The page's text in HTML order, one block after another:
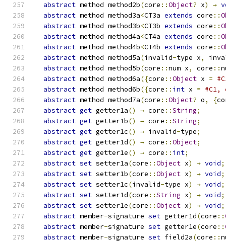
abstract method method2b(core ::Object? x) →
abstract method method3a<CT3a extends core ::
abstract method method3b<CT3b extends core ::
abstract method method4a<CT4a extends core ::
abstract method method4b<CT4b extends core ::
abstract method method5a(invalid-type x,
abstract method method5b(core ::num x, core ::
abstract method method6a({core ::Object x =
abstract method method6b({core :: int x = #C1,
abstract method method7a(core ::Object? o, {
abstract get getter1a() → core ::String;
abstract get getter1b() → core ::String;
abstract get getter1c() → invalid-type;
abstract get getter1d() → core ::Object;
abstract get getter1e() → core :: int;
abstract set setter1a(core ::Object x) → void;
abstract set setter1b(core ::Object x) → void;
abstract set setter1c(invalid-type x) → void;
abstract set setter1d(core ::String x) → void;
abstract set setter1e(core ::Object x) → void;
abstract member-signature set getter1d(core ::
abstract member-signature set getter1e(core ::
abstract member-signature set field2a(core ::